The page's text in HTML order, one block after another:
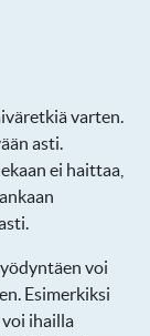
varten.
asti.
ei haittaa,
voi
Esimerkiksi
ihailla